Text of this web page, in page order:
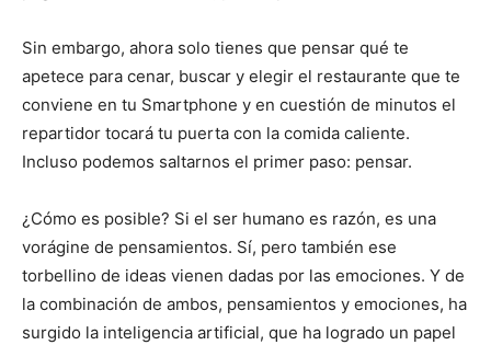
Sin embargo, ahora solo tienes que pensar qué te
apetece para cenar, buscar y elegir el restaurante que te
conviene en tu Smartphone y en cuestión de minutos el
repartidor tocará tu puerta con la comida caliente.
Incluso podemos saltarnos el primer paso: pensar.
¿Cómo es posible? Si el ser humano es razón, es una
vorágine de pensamientos. Sí, pero también ese
torbellino de ideas vienen dadas por las emociones. Y de
la combinación de ambos, pensamientos y emociones, ha
surgido la inteligencia artificial, que ha logrado un papel